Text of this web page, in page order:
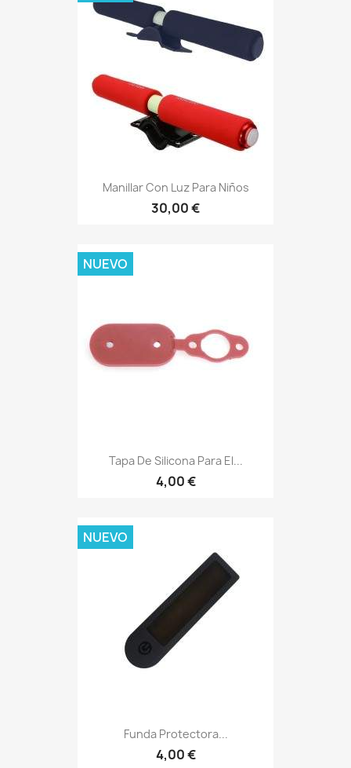
Manillar Con Luz Para Niños
30,00 €
Tapa De Silicona Para El...
4,00 €
NUEVO
Funda Protectora...
4,00 €
NUEVO